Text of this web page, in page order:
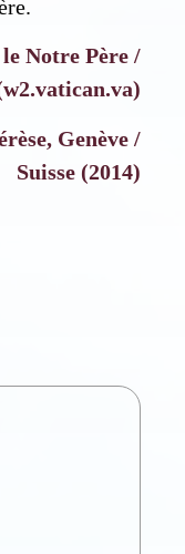
Notre Père /
Genève /
Suisse (2014)